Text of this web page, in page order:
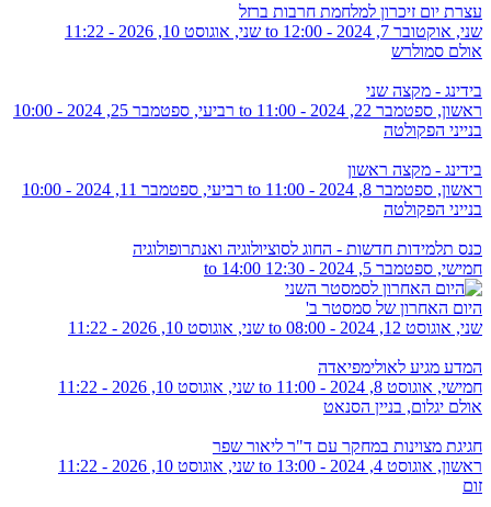
עצרת יום זיכרון למלחמת חרבות ברזל
שני, אוקטובר 7, 2024 - 12:00
שני, אוגוסט 10, 2026 - 11:22
אולם סמולרש
בידינג - מקצה שני
ראשון, ספטמבר 22, 2024 - 11:00
רביעי, ספטמבר 25, 2024 - 10:00
בנייני הפקולטה
בידינג - מקצה ראשון
ראשון, ספטמבר 8, 2024 - 11:00
רביעי, ספטמבר 11, 2024 - 10:00
בנייני הפקולטה
כנס תלמידות חדשות - החוג לסוציולוגיה ואנתרופולוגיה
חמישי, ספטמבר 5, 2024 -
12:30
14:00
היום האחרון של סמסטר ב'
שני, אוגוסט 12, 2024 - 08:00
שני, אוגוסט 10, 2026 - 11:22
המדע מגיע לאולימפיאדה
חמישי, אוגוסט 8, 2024 - 11:00
שני, אוגוסט 10, 2026 - 11:22
אולם יגלום, בניין הסנאט
חגיגת מצוינות במחקר עם ד"ר ליאור שפר
ראשון, אוגוסט 4, 2024 - 13:00
שני, אוגוסט 10, 2026 - 11:22
זום